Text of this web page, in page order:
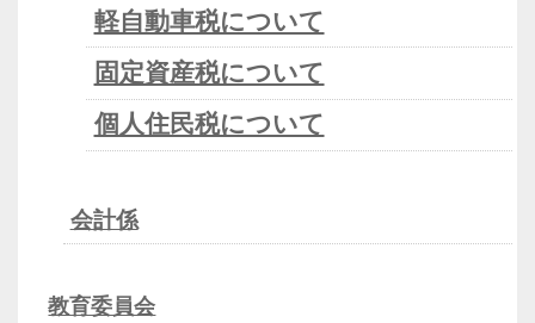
軽自動車税について
固定資産税について
個人住民税について
会計係
教育委員会